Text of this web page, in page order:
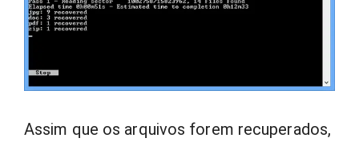
Assim que os arquivos forem recuperados,